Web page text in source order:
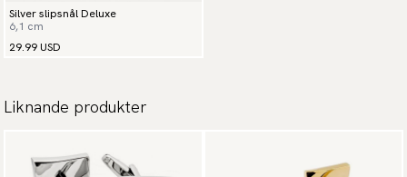
Silver slipsnål Deluxe
6,1 cm
29.99 USD
Liknande produkter